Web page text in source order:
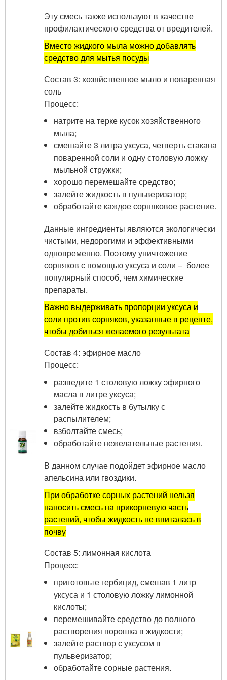
Эту смесь также используют в качестве
профилактического средства от вредителей.
Вместо жидкого мыла можно добавлять
средство для мытья посуды
Состав 3: хозяйственное мыло и поваренная
соль
Процесс:
натрите на терке кусок хозяйственного
мыла;
смешайте 3 литра уксуса, четверть стакана
поваренной соли и одну столовую ложку
мыльной стружки;
хорошо перемешайте средство;
залейте жидкость в пульверизатор;
обработайте каждое сорняковое растение.
Данные ингредиенты являются экологически
чистыми, недорогими и эффективными
одновременно. Поэтому уничтожение
сорняков с помощью уксуса и соли – более
популярный способ, чем химические
препараты.
Важно выдерживать пропорции уксуса и
соли против сорняков, указанные в рецепте,
чтобы добиться желаемого результата
Состав 4: эфирное масло
Процесс:
разведите 1 столовую ложку эфирного
масла в литре уксуса;
залейте жидкость в бутылку с
распылителем;
взболтайте смесь;
обработайте нежелательные растения.
В данном случае подойдет эфирное масло
апельсина или гвоздики.
При обработке сорных растений нельзя
наносить смесь на прикорневую часть
растений, чтобы жидкость не впиталась в
почву
Состав 5: лимонная кислота
Процесс:
приготовьте гербицид, смешав 1 литр
уксуса и 1 столовую ложку лимонной
кислоты;
перемешивайте средство до полного
растворения порошка в жидкости;
залейте раствор с уксусом в
пульверизатор;
обработайте сорные растения.